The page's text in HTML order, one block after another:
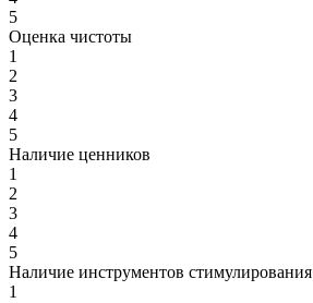
5
Оценка чистоты
1
2
3
4
5
Наличие ценников
1
2
3
4
5
Наличие инструментов
1